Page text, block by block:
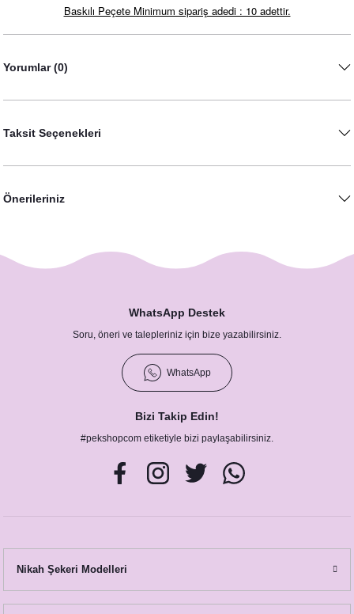
Gold Varaklı Geometrik Konsept Peçete
11,00 TL
11,00 TL
Gold Varaklı Geometrik Kalp Konsept Peçete
Gold Varaklı Baş Harf Konsept Peçete
Baskılı Peçete Minimum sipariş adedi : 10 adettir.
Yorumlar (0)
Taksit Seçenekleri
Önerileriniz
WhatsApp Destek
Soru, öneri ve talepleriniz için bize yazabilirsiniz.
WhatsApp
Bizi Takip Edin!
#pekshopcom etiketiyle bizi paylaşabilirsiniz.
Nikah Şekeri Modelleri